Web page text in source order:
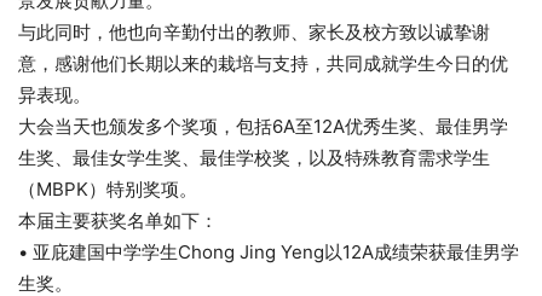
与此同时，他也向辛勤付出的教师、家长及校方致以诚挚谢
意，感谢他们长期以来的栽培与支持，共同成就学生今日的优
异表现。
大会当天也颁发多个奖项，包括6A至12A优秀生奖、最佳男学
生奖、最佳女学生奖、最佳学校奖，以及特殊教育需求学生
（MBPK）特别奖项。
本届主要获奖名单如下：
• 亚庇建国中学学生Chong Jing Yeng以12A成绩荣获最佳男学
生奖。